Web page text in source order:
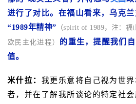
进行了对比。在福山看来，乌克
“1989年精神” （spirit of 1989，注：
欧民主化进程） 的重生，提醒我们
值。
米什拉： 我更乐意将自己视为世
者，并在了解我所谈论的特定社